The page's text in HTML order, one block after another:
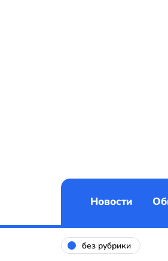
Новости
без рубрики